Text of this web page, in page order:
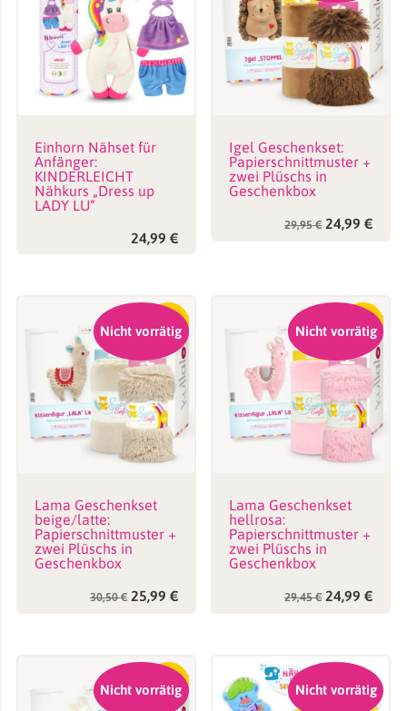
Einhorn Nähset für
Anfänger:
KINDERLEICHT
Nähkurs „Dress up
LADY LU“
24,99 €
Igel Geschenkset:
Papierschnittmuster +
zwei Plüschs in
Geschenkbox
29,95€ 24,99€
-15%
Nicht vorrätig
Lama Geschenkset
beige/latte:
Papierschnittmuster +
zwei Plüschs in
Geschenkbox
30,50€ Ursprünglicher
25,99 €Aktueller
-15%
Nicht vorrätig
Lama Geschenkset
hellrosa:
Papierschnittmuster +
zwei Plüschs in
Geschenkbox
29,45€ 24,99€
-15%
Nicht vorrätig Nicht vorrätig